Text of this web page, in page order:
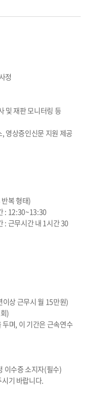
정
및 재판 모니터링 등
영상증인신문 지원 제공
반복 형태)
: 12:30~13:30
: 근무시간 내 1시간 30
상 근무시 월 15만원)
)
며, 이 기간은 근속연수
이수증 소지자(필수)
기 바랍니다.